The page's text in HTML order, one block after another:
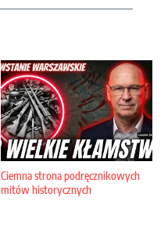
Ciemna strona podręcznikowych
mitów historycznych